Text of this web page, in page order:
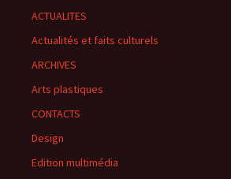
ACTUALITES
Actualités et faits culturels
ARCHIVES
Arts plastiques
CONTACTS
Design
Edition multimédia